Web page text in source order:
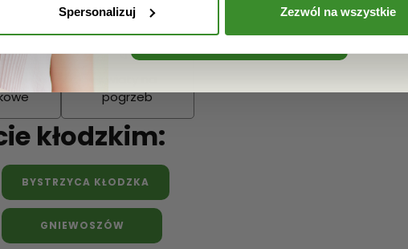
Spersonalizuj Zezwól na wszystkie
pogrzeb
kłodzkim:
BYSTRZYCA KŁODZKA
GNIEWOSZÓW
ZAPISZ SIĘ